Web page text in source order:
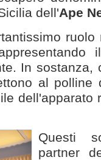
dell'Ape
ruolo
In sostanza,
al polline
dell'apparato
Questi
partner